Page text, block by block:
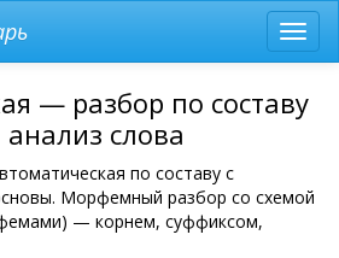
меню
— разбор по составу
слова
по составу с
Морфемный разбор со схемой
— корнем, суффиксом,